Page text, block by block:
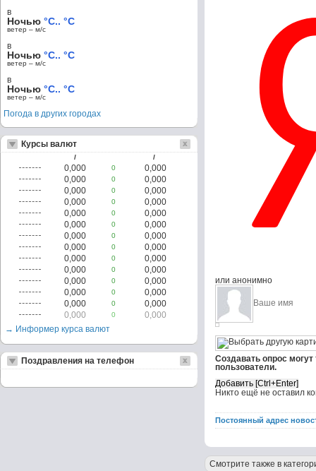
или анонимно
Создавать опрос
пользователи.
Никто ещё не оставил
Постоянный адрес
Смотрите также в
в
Ночью °C.. °C
ветер – м/c
в
Ночью °C.. °C
ветер – м/c
в
Ночью °C.. °C
ветер – м/c
Погода в других городах
Курсы валют
/ /
0,000 0
0,000
0,000
0
0,000
0,000
0
0,000
0,000
0
0,000
0,000
0
0,000
0,000
0
0,000
0,000
0
0,000
0,000
0
0,000
0,000
0
0,000
0,000
0
0,000
0,000
0
0,000
0,000
0
0,000
0,000
0
0,000
0,000
0
0,000
→ Информер курса валют
Поздравления на телефон